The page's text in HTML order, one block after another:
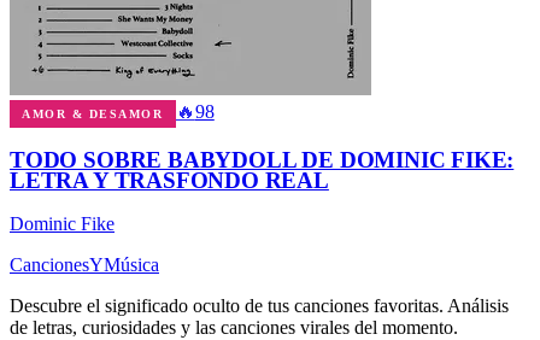
AMOR & DESAMOR 🔥98
TODO SOBRE BABYDOLL DE DOMINIC FIKE:
LETRA Y TRASFONDO REAL
Dominic Fike
CancionesYMúsica
Descubre el significado oculto de tus canciones favoritas. Análisis
de letras, curiosidades y las canciones virales del momento.